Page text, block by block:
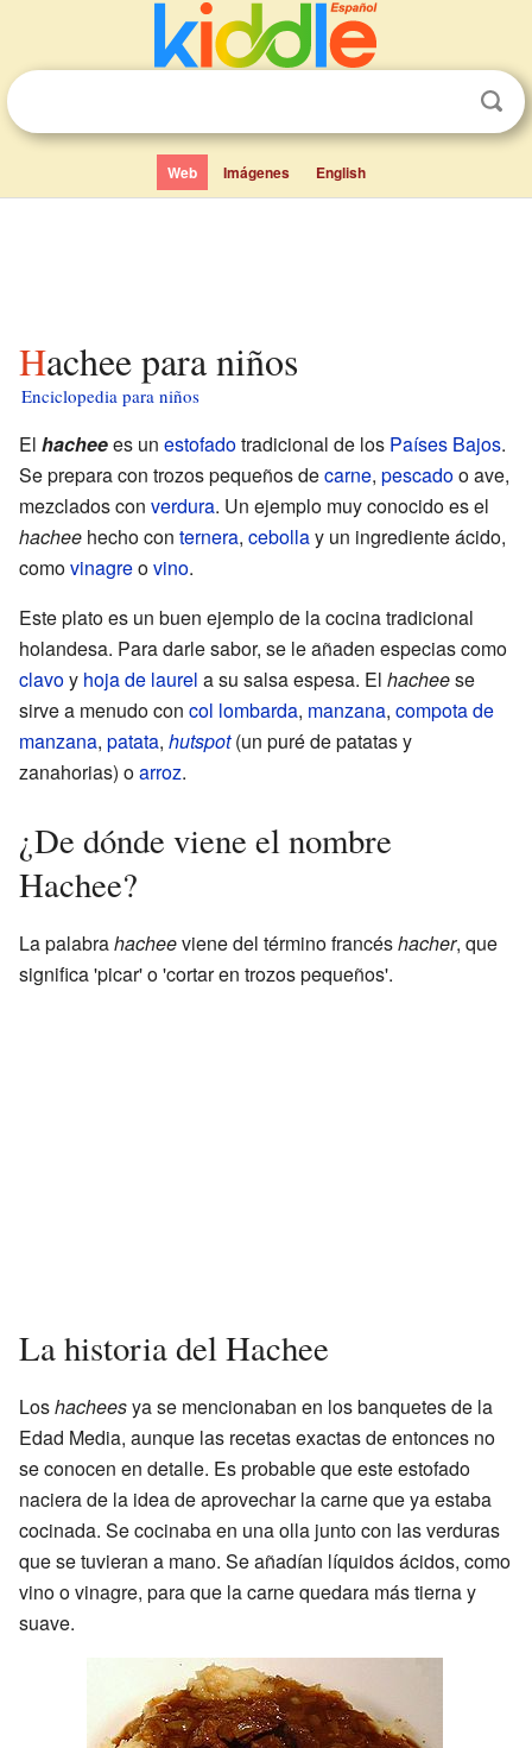
Web Imágenes English
Hachee para niños
Enciclopedia para niños
El hacheees un estofadotradicional de los Países Bajos.
Se prepara con trozos pequeños decarne, pescadoo ave,
mezclados con verdura. Un ejemplo muy conocido es el
hachee hecho con ternera, cebollay un ingrediente ácido,
comovinagreovino.
Este plato es un buen ejemplo de la cocina tradicional
holandesa. Para darle sabor, se le añaden especias como
clavoy hoja de laurel a su salsa espesa. El hacheese
sirve a menudo con col lombarda, manzana, compota de
manzana, patata, hutspot(un puré de patatas y
zanahorias) oarroz.
¿De dónde viene el nombre
Hachee?
La palabrahacheeviene del término francéshacher, que
significa 'picar' o 'cortar en trozos pequeños'.
La historia del Hachee
Loshacheesya se mencionaban en los banquetes de la
Edad Media, aunque las recetas exactas de entonces no
se conocen en detalle. Es probable que este estofado
naciera de la idea de aprovechar la carne que ya estaba
cocinada. Se cocinaba en una olla junto con las verduras
que se tuvieran a mano. Se añadían líquidos ácidos, como
vino o vinagre, para que la carne quedara más tierna y
suave.